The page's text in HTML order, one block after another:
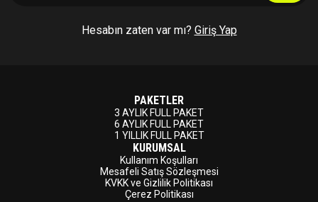
Hesabın zaten var mı? Giriş Yap
PAKETLER
3 AYLIK FULL PAKET
6 AYLIK FULL PAKET
1 YILLIK FULL PAKET
KURUMSAL
Kullanım Koşulları
Mesafeli Satış Sözleşmesi
KVKK ve Gizlilik Politikası
Çerez Politikası